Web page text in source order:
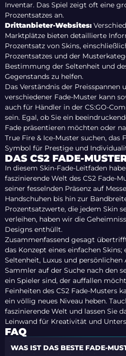
Inventar. Das Spiel zeigt oft eine
Prozentsatzes an.
Drittanbieter-Websites:
Marktplätze bieten detaillierte
Prozentsatz von Skins,
Prozentsatzes und der
Bestimmung der Seltenheit und
Gegenstands zu helfen.
Das Verständnis der Preisspannen
verschiedener Fade-Muster kann
auch für Händler in der CS:GO-
sein. Egal, ob Sie ein
Fade präsentieren möchten oder
True Fire & Ice-Muster suchen, das
Symbol für Prestige und
DAS CS2 FADE-
In diesem Skin-Fade-Leitfaden
faszinierende Welt des CS2 Fade-
seiner fesselnden Präsenz auf
Handschuhen bis hin zur
Prozentsatzwerte, die jedem Skin
verleihen, haben wir die
Designs enthüllt.
Zusammenfassend gesagt
das Konzept eines einfachen
Seltenheit, Luxus und persönlichen
Sammler auf der Suche nach den
ein Spieler sind, der auffallen
Feinheiten des CS2 Fade-Musters
ein völlig neues Niveau heben.
faszinierende Welt und lassen Sie
Leinwand für Kreativität und
FAQ
WAS IST DAS BESTE FADE-